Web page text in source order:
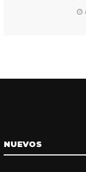
NUEVOS